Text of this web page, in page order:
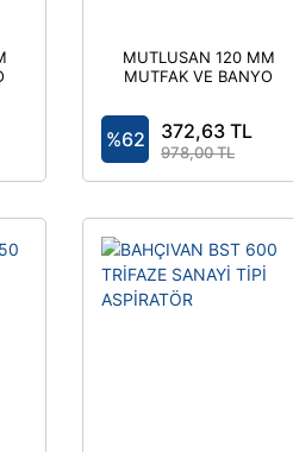
MUTLUSAN 120 MM
MUTFAK VE BANYO
%62 372,63 TL
978,00 TL